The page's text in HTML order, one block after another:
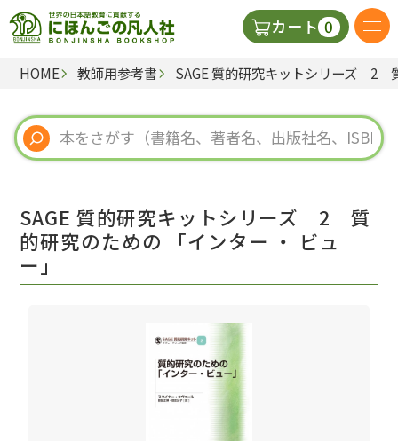
カート 0
日本語の教科書
視聴覚・補助教材
教師用参考書
HOME 教師用参考書 SAGE 質的研究キットシリーズ 2
SAGE 質的研究キットシリーズ 2 質
的研究のための 「インター ・ ビュ
ー」